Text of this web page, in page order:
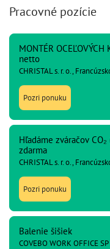
Pracovné pozície
MONTÉR
netto
CHRISTAL s. r. o.,
Pozri ponuku
Hľadáme zváračov
zdarma
CHRISTAL s. r. o.,
Pozri ponuku
Balenie šišiek
COVEBO WORK OFFICE